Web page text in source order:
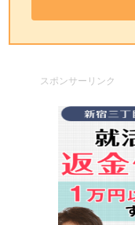
スポンサーリンク